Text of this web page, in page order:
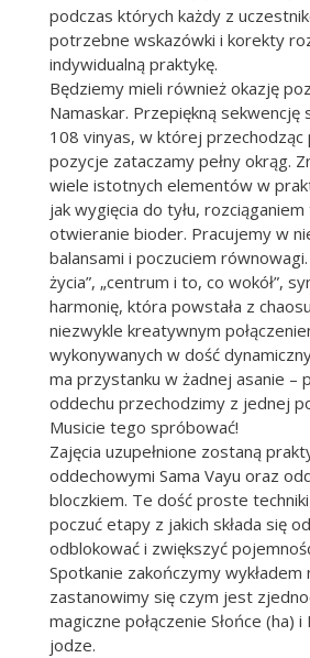
podczas których każdy z
potrzebne wskazówki i korekty
indywidualną praktykę.
Będziemy mieli również okazję
Namaskar. Przepiękną sekwencję
108 vinyas, w której przechodząc
pozycje zataczamy pełny okrąg.
wiele istotnych elementów w
jak wygięcia do tyłu, rozciąganiem
otwieranie bioder. Pracujemy w
balansami i poczuciem równowagi.
życia”, „centrum i to, co wokół”,
harmonię, która powstała z
niezwykle kreatywnym
wykonywanych w dość
ma przystanku w żadnej asanie –
oddechu przechodzimy z jednej
Musicie tego spróbować!
Zajęcia uzupełnione zostaną
oddechowymi Sama Vayu oraz
bloczkiem. Te dość proste
poczuć etapy z jakich składa się
odblokować i zwiększyć
Spotkanie zakończymy wykładem
zastanowimy się czym jest
magiczne połączenie Słońce (ha)
jodze.